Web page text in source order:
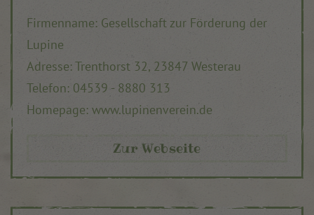
Firmenname: Gesellschaft zur Förderung der
Lupine
Adresse: Trenthorst 32, 23847 Westerau
Telefon: 04539 - 8880 313
Homepage: www.lupinenverein.de
Zur Webseite